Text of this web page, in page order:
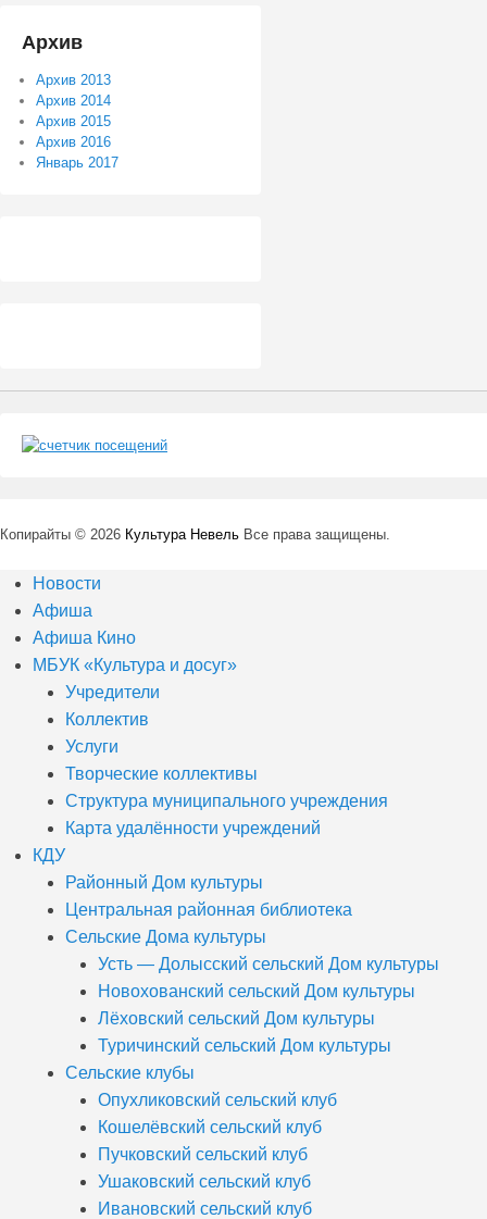
Архив
Архив 2013
Архив 2014
Архив 2015
Архив 2016
Январь 2017
Копирайты © 2026 Культура Невель Все права защищены.
Новости
Афиша
Афиша Кино
МБУК «Культура и досуг»
Учредители
Коллектив
Услуги
Творческие коллективы
Структура муниципального учреждения
Карта удалённости учреждений
КДУ
Районный Дом культуры
Центральная районная библиотека
Сельские Дома культуры
Усть — Долысский сельский Дом культуры
Новохованский сельский Дом культуры
Лёховский сельский Дом культуры
Туричинский сельский Дом культуры
Сельские клубы
Опухликовский сельский клуб
Кошелёвский сельский клуб
Пучковский сельский клуб
Ушаковский сельский клуб
Ивановский сельский клуб